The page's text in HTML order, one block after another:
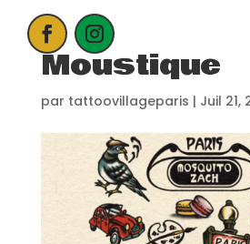
ACCUEIL
PROCHAIN
NOS
Moustique
par tattoovillageparis | Juil 21,